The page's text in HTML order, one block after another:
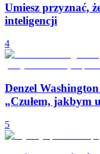
Umiesz przyznać,
inteligencji
4
Denzel
„Czułem, jakbym
5